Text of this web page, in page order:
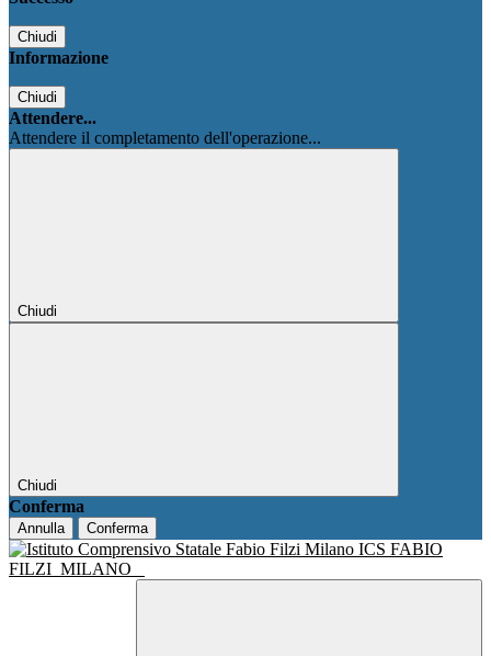
Chiudi
Informazione
Chiudi
Attendere...
Attendere il completamento dell'operazione...
Chiudi
Chiudi
Conferma
Annulla Conferma
ICS FABIO
FILZI MILANO